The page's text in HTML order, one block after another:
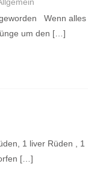
Wenn alles
um den […]
1 liver Rüden , 1
[…]